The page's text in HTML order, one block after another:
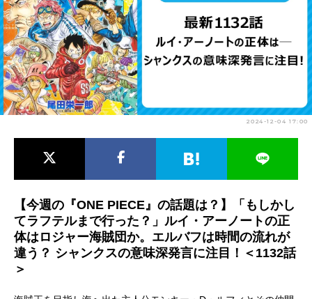
アニメ記事一覧 声優記事一覧
アニメ映画一覧 実写化映画一覧
今期アニメ曜日別一覧
春アニメ
男性声優/女性声優一覧
2024-12-04 17:00
【今週の『ONE PIECE』の話題は？】「もしかし
てラフテルまで行った？」ルイ・アーノートの正
体はロジャー海賊団か。エルバフは時間の流れが
違う？ シャンクスの意味深発言に注目！＜1132話
＞